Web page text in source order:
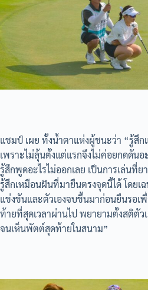
แชมป์ เผย ทั้งน้ำตาแห่งผู้ชนะว่า “รู้สึก
เพราะไม่ลุ้นตั้งแต่แรกจึงไม่ค่อยกดดัน
รู้สึกพูดอะไรไม่ออกเลย เป็นการเล่นที่
รู้สึกเหมือนฝันที่มายืนตรงจุดนี้ได้ โดยเ
แข่งขันและตัวเองจบขึ้นมาก่อนยืนรอเ
ท้ายที่สุดเวลาผ่านไป พยายามตั้งสติตัว
จนเห็นพัตต์สุดท้ายในสนาม”